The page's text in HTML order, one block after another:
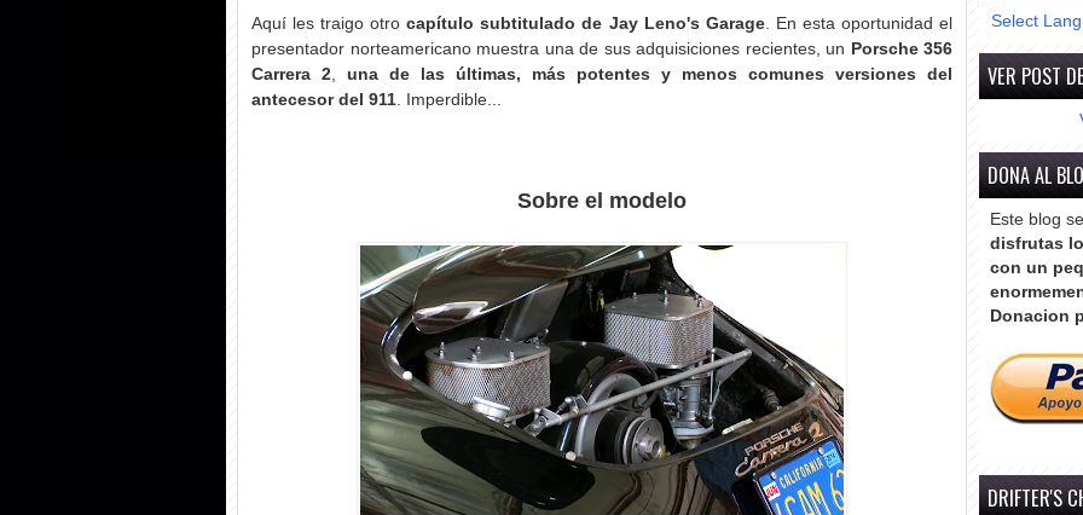
Aquí les traigo otro capítulo subtitulado de Jay Leno's Garage. En esta oportunidad el
presentador norteamericano muestra una de sus adquisiciones recientes, un Porsche 356
Carrera 2
una de las últimas, más potentes y menos comunes versiones del
antecesor del 911 . Imperdible...
Sobre el modelo
Select
VER POST
DONA AL
Este blog
disfrutas
con un
Donacion
DRIFTER'S